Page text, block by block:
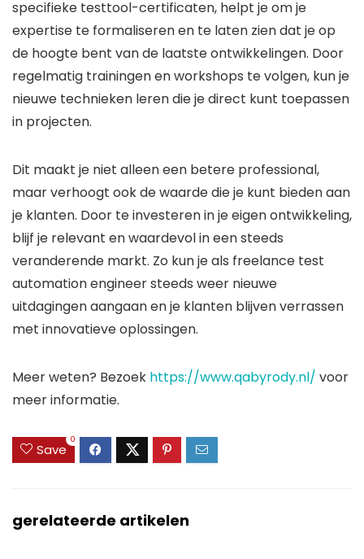
specifieke testtool-certificaten, helpt je om je
expertise te formaliseren en te laten zien dat je op
de hoogte bent van de laatste ontwikkelingen. Door
regelmatig trainingen en workshops te volgen, kun je
nieuwe technieken leren die je direct kunt toepassen
in projecten.
Dit maakt je niet alleen een betere professional,
maar verhoogt ook de waarde die je kunt bieden aan
je klanten. Door te investeren in je eigen ontwikkeling,
blijf je relevant en waardevol in een steeds
veranderende markt. Zo kun je als freelance test
automation engineer steeds weer nieuwe
uitdagingen aangaan en je klanten blijven verrassen
met innovatieve oplossingen.
Meer weten? Bezoek https://www.qabyrody.nl/ voor
meer informatie.
Save
0
gerelateerde artikelen